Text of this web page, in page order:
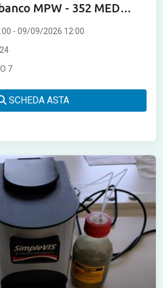
MPW - 352 MED
- 09/09/2026 12:00
7
SCHEDA ASTA